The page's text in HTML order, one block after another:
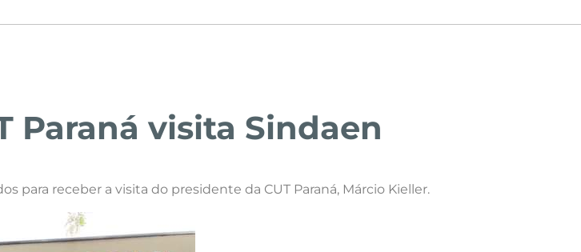
Paraná visita Sindaen
para receber a visita do presidente da CUT Paraná, Márcio Kieller.